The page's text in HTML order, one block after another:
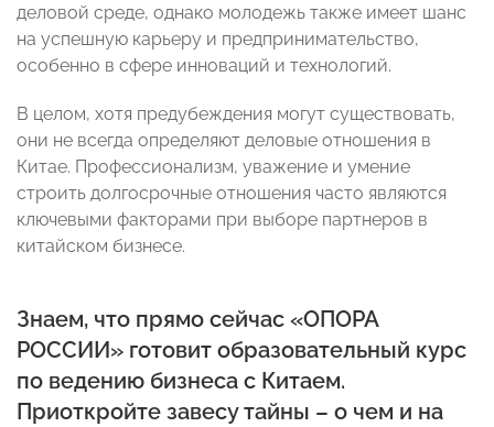
деловой среде, однако молодежь также имеет шанс
на успешную карьеру и предпринимательство,
особенно в сфере инноваций и технологий.
В целом, хотя предубеждения могут существовать,
они не всегда определяют деловые отношения в
Китае. Профессионализм, уважение и умение
строить долгосрочные отношения часто являются
ключевыми факторами при выборе партнеров в
китайском бизнесе.
Знаем, что прямо сейчас «ОПОРА
РОССИИ» готовит образовательный курс
по ведению бизнеса с Китаем.
Приоткройте завесу тайны – о чем и на